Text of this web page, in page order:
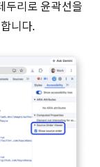
두리로 윤곽선을
니다.